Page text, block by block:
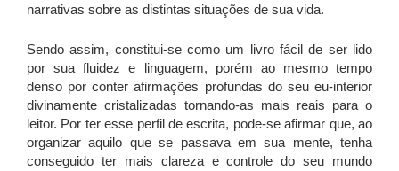
narrativas sobre as distintas situações de sua vida.
Sendo assim, constitui-se como um livro fácil de ser lido
por sua fluidez e linguagem, porém ao mesmo tempo
denso por conter afirmações profundas do seu eu-interior
divinamente cristalizadas tornando-as mais reais para o
leitor. Por ter esse perfil de escrita, pode-se afirmar que, ao
organizar aquilo que se passava em sua mente, tenha
conseguido ter mais clareza e controle do seu mundo